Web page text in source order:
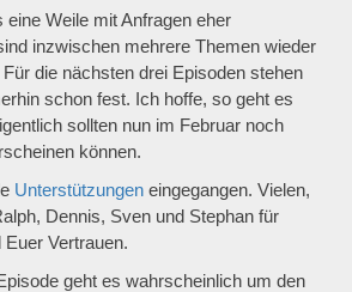
eine Weile mit Anfragen eher
inzwischen mehrere Themen wieder
die nächsten drei Episoden stehen
schon fest. Ich hoffe, so geht es
sollten nun im Februar noch
können.
Unterstützungen eingegangen. Vielen,
Dennis, Sven und Stephan für
Vertrauen.
geht es wahrscheinlich um den